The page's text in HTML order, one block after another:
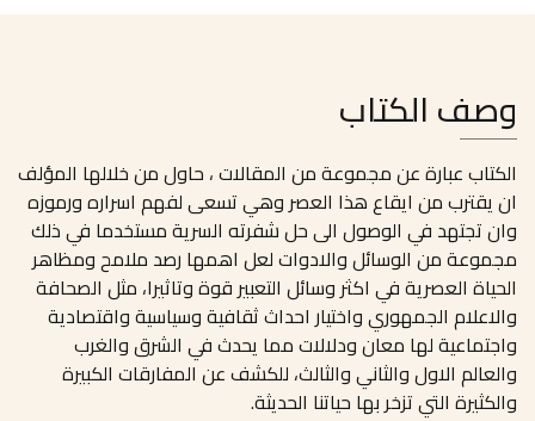
وصف الكتاب
الكتاب عبارة عن مجموعة من المقالات ، حاول من خلالها المؤلف
ان يقترب من ايقاع هذا العصر وهي تسعى لفهم اسراره ورموزه
وان تجتهد في الوصول الى حل شفرته السرية مستخدما في ذلك
مجموعة من الوسائل والادوات لعل اهمها رصد ملامح ومظاهر
الحياة العصرية في اكثر وسائل التعبير قوة وتاثيرا، مثل الصحافة
والاعلام الجمهوري واختيار احداث ثقافية وسياسية واقتصادية
واجتماعية لها معان ودلالات مما يحدث في الشرق والغرب
والعالم الاول والثاني والثالث، للكشف عن المفارقات الكبيرة
والكثيرة التي تزخر بها حياتنا الحديثة.